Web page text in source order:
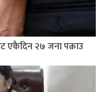
एकैदिन २७ जना पक्राउ